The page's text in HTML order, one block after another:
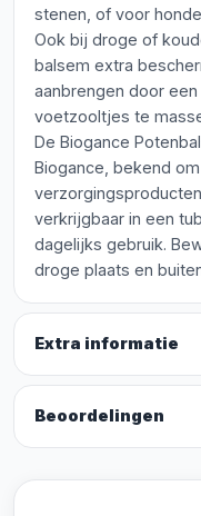
stenen, of voor
Ook bij droge of
balsem extra
aanbrengen door
voetzooltjes te
De Biogance
Biogance, bekend
verkrijgbaar in een
dagelijks gebruik.
droge plaats en
Extra informatie
Beoordelingen